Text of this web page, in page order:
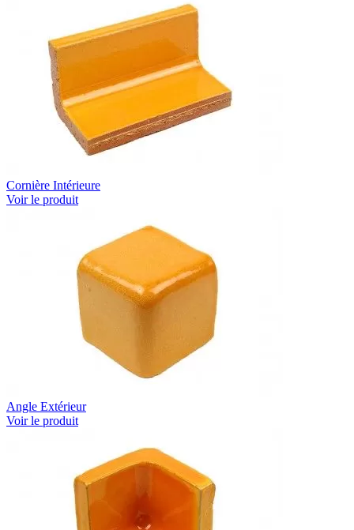
Cornière Intérieure
Voir le produit
Angle Extérieur
Voir le produit